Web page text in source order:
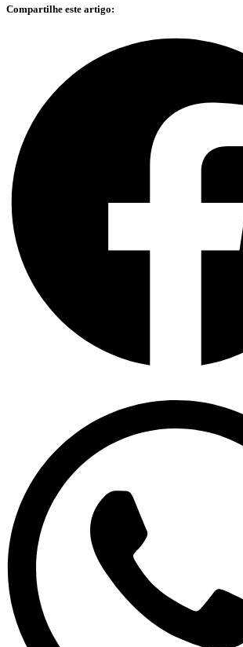
Compartilhe este artigo: